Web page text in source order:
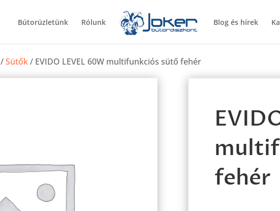
Bútorüzletünk Rólunk Blog és hírek
/Sütők/ EVIDO LEVEL 60W multifunkciós sütő fehér
fehér